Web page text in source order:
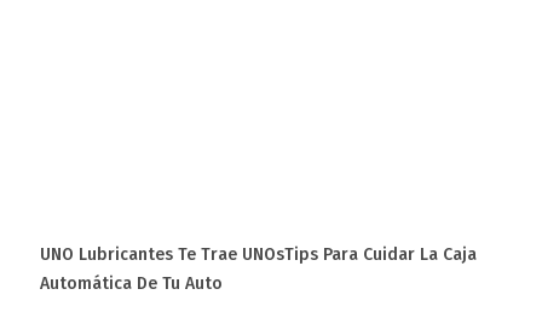
UNO Lubricantes Te Trae UNOsTips Para Cuidar La Caja
Automática De Tu Auto